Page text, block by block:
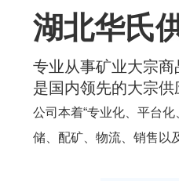
湖北华氏
专业从事矿业大宗
是国内领先的大宗
公司本着“专业化、平台
储、配矿、物流、销售以